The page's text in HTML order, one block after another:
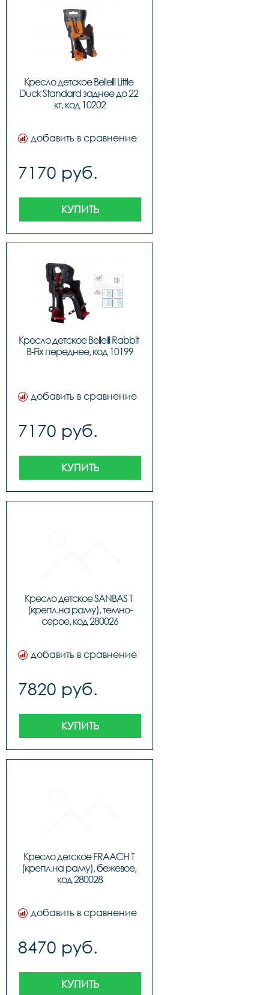
Кресло детское Bellelli Little
Duck Standard заднее до 22
кг, код 10202
добавить в сравнение
7170 руб.
КУПИТЬ
Кресло детское Bellelli Rabbit
B-Fix переднее, код 10199
добавить в сравнение
7170 руб.
КУПИТЬ
Кресло детское SANBAS T
(крепл.на раму), темно-
серое, код 280026
добавить в сравнение
7820 руб.
КУПИТЬ
Кресло детское FRAACH T
(крепл.на раму), бежевое,
код 280028
добавить в сравнение
8470 руб.
КУПИТЬ